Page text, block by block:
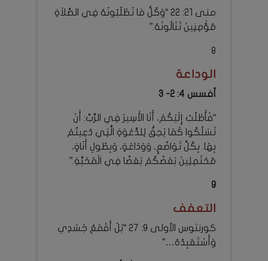
متى 21: 22 “وَكُلُّ مَا تَطْلُبُونَهُ فِي الصَّلاَةِ
مُؤْمِنِينَ تَنَالُونَهُ.”
8
الوداعة
أفسس 4: 2- 3
“فَأَطْلُبُ إِلَيْكُمْ، أَنَا الأَسِيرَ فِي الرَّبِّ: أَنْ
تَسْلُكُوا كَمَا يَحِقُّ لِلدَّعْوَةِ الَّتِي دُعِيتُمْ
بِهَا. بِكُلِّ تَوَاضُعٍ، وَوَدَاعَةٍ، وَبِطُولِ أَنَاةٍ،
مُحْتَمِلِينَ بَعْضُكُمْ بَعْضًا فِي الْمَحَبَّةِ.”
9
التعفف
كورنثوس الأولى 9: 27 “بَلْ أَقْمَعُ جَسَدِي
وَأَسْتَعْبِدُهُ…”